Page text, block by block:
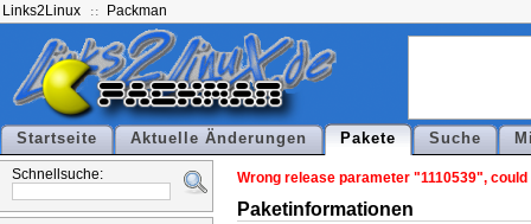
Links2Linux Packman
Startseite Aktuelle Änderungen Pakete Suche
Schnellsuche: Wrong release parameter "1110539",
Paketinformationen